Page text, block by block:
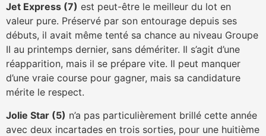
Jet Express (7) est peut-être le meilleur du lot en
valeur pure. Préservé par son entourage depuis ses
débuts, il avait même tenté sa chance au niveau Groupe
II au printemps dernier, sans démériter. Il s’agit d’une
réapparition, mais il se prépare vite. Il peut manquer
d’une vraie course pour gagner, mais sa candidature
mérite le respect.
Jolie Star (5) n’a pas particulièrement brillé cette année
avec deux incartades en trois sorties, pour une huitième